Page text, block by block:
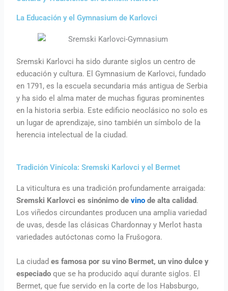
La Educación y el Gymnasium de Karlovci
Sremski Karlovci ha sido durante siglos un centro de
educación y cultura. El Gymnasium de Karlovci, fundado
en 1791, es la escuela secundaria más antigua de Serbia
y ha sido el alma mater de muchas figuras prominentes
en la historia serbia. Este edificio neoclásico no solo es
un lugar de aprendizaje, sino también un símbolo de la
herencia intelectual de la ciudad.
Tradición Vinícola: Sremski Karlovci y el Bermet
La viticultura es una tradición profundamente arraigada:
Sremski Karlovci es sinónimo devino de alta calidad.
Los viñedos circundantes producen una amplia variedad
de uvas, desde las clásicas Chardonnay y Merlot hasta
variedades autóctonas como la Frušogora.
La ciudades famosa por su vino Bermet, un vino dulce y
especiado que se ha producido aquí durante siglos. El
Bermet, que fue servido en la corte de los Habsburgo,